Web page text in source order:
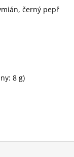
černý pepř
8 g)